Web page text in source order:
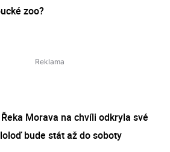
zoo?
Řeka Morava na chvíli odkryla své
bude stát až do soboty